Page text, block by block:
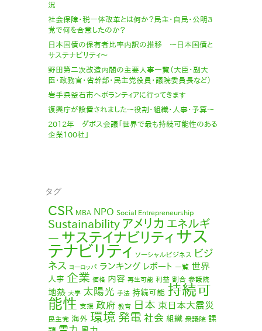
況
社会保障・税一体改革とは何か？民主・自民・公明３
党で何を合意したのか？
日本国債の保有者比率内訳の推移 〜日本国債と
サステナビリティ〜
野田第二次改造内閣の主要人事一覧（大臣・副大
臣・政務官・省幹部・民主党役員・議院委員長など）
岩手県釜石市へボランティアに行ってきます
復興庁が設置されました〜役割・組織・人事・予算〜
2012年 ダボス会議「世界で最も持続可能性のある
企業100社」
タグ
CSR MBA NPO Social Entrepreneurship
Sustainability アメリカ エネルギ
ー サステイナビリティ サス
テナビリティ ソーシャルビジネス
ビジ
ネス
ヨーロッパ ランキング レポート 一覧 世界
人事 企業 価格 内容 再生可能 利益 割合 参議院
地熱 大学 太陽光 手法 持続可能 持続可
能性 支援 政府 教育 日本 東日本大震災
民主党 海外 環境 発電 社会 組織 衆議院 課